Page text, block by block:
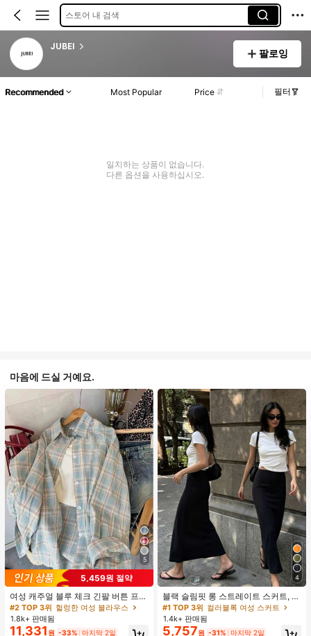
스토어 내 검색
JUBEI
팔로잉
Recommended Most Popular Price 필터
일치하는 상품이 없습니다.
다른 옵션을 사용하십시오.
마음에 드실 거예요.
5
5,459원 절약
여성 캐주얼 블루 체크 긴팔 버튼 프론
트 폴리에스터 셔츠, 레귤러 핏, 봄 의
류, 편안한 스타일
#2 TOP 3위 헐렁한 여성 블라우스
1.8k+ 판매됨
11,331 원 -33% 마지막 2일
4
블랙 슬림핏 롱 스트레이트 스커트, 여
성 패션 폴리에스터 캐주얼 파티 스커
트, 다용도 및 귀여운, 일상 착용에 적
합, 여름 휴가. 해변, 음악 축제 및 여름
#1 TOP 3위 컬러블록 여성 스커트
1.4k+ 판매됨
5,757원 -31% 마지막 2일